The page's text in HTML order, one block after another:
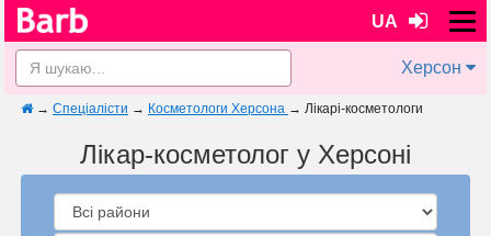
UA
Херсон
→ Спеціалісти → Косметологи Херсона → Лікарі-косметологи
Лікар-косметолог у Херсонi